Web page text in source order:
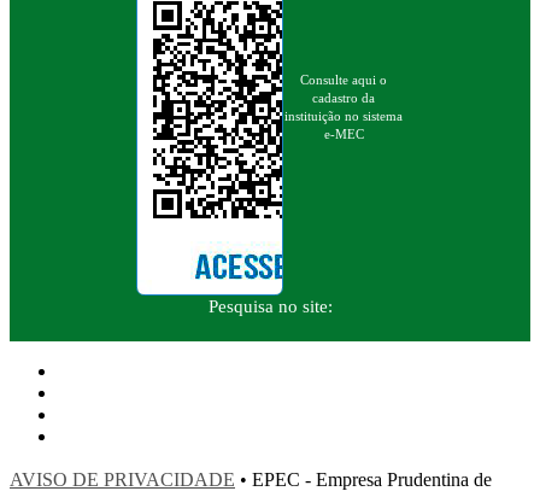
Consulte aqui o
cadastro da
instituição no sistema
e-MEC
Pesquisa no site:
AVISO DE PRIVACIDADE • EPEC - Empresa Prudentina de